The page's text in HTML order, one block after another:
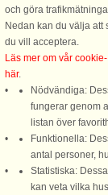
från 7.479
Sealla stugor i området
DanCenter A/S -
Tel.: +45 70 13 00
och göra
Nedan kan du välja
du vill acceptera.
Läs mer om vår
här.
Nödvändiga:
fungerar genom
listan över
Funktionella:
antal personer,
Statistiska:
kan veta vilka